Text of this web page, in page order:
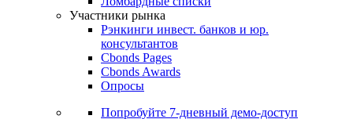
ЦФА
ESG
Сукук
Ломбардные списки
Участники рынка
Рэнкинги инвест. банков и юр.
Cbonds Pages